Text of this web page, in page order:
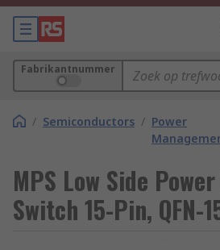
Fabrikantnummer
/ Semiconductors / Power
MPS Low Side
Switch 15-Pin, QFN-